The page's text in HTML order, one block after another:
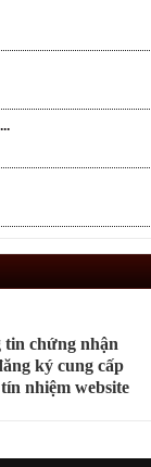
tin chứng nhận
ký cung cấp
nhiệm website